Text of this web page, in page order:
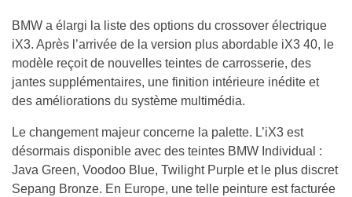
BMW a élargi la liste des options du crossover électrique
iX3. Après l’arrivée de la version plus abordable iX3 40, le
modèle reçoit de nouvelles teintes de carrosserie, des
jantes supplémentaires, une finition intérieure inédite et
des améliorations du système multimédia.
Le changement majeur concerne la palette. L’iX3 est
désormais disponible avec des teintes BMW Individual :
Java Green, Voodoo Blue, Twilight Purple et le plus discret
Sepang Bronze. En Europe, une telle peinture est facturée